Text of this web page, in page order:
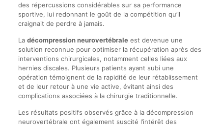
des répercussions considérables sur sa performance
sportive, lui redonnant le goût de la compétition qu’il
craignait de perdre à jamais.
La décompression neurovertébraleest devenue une
solution reconnue pour optimiser la récupération après des
interventions chirurgicales, notamment celles liées aux
hernies discales. Plusieurs patients ayant subi une
opération témoignent de la rapidité de leur rétablissement
et de leur retour à une vie active, évitant ainsi des
complications associées à la chirurgie traditionnelle.
Les résultats positifs observés grâce à la décompression
neurovertébrale ont également suscité l’intérêt des